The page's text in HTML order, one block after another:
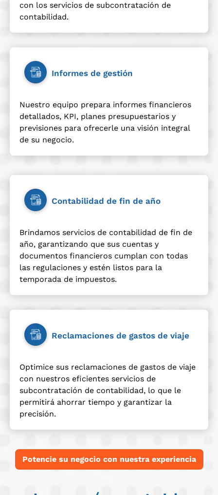
con los servicios de subcontratación de
contabilidad.
Informes de gestión
Nuestro equipo prepara informes financieros
detallados, KPI, planes presupuestarios y
previsiones para ofrecerle una visión integral
de su negocio.
Contabilidad de fin de año
Brindamos servicios de contabilidad de fin de
año, garantizando que sus cuentas y
documentos financieros cumplan con todas
las regulaciones y estén listos para la
temporada de impuestos.
Reclamaciones de gastos de viaje
Optimice sus reclamaciones de gastos de viaje
con nuestros eficientes servicios de
subcontratación de contabilidad, lo que le
permitirá ahorrar tiempo y garantizar la
precisión.
Potencie su negocio con nuestra experiencia